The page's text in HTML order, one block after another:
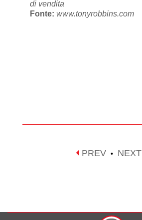
di vendita
Fonte: www.tonyrobbins.com
PREV • NEXT